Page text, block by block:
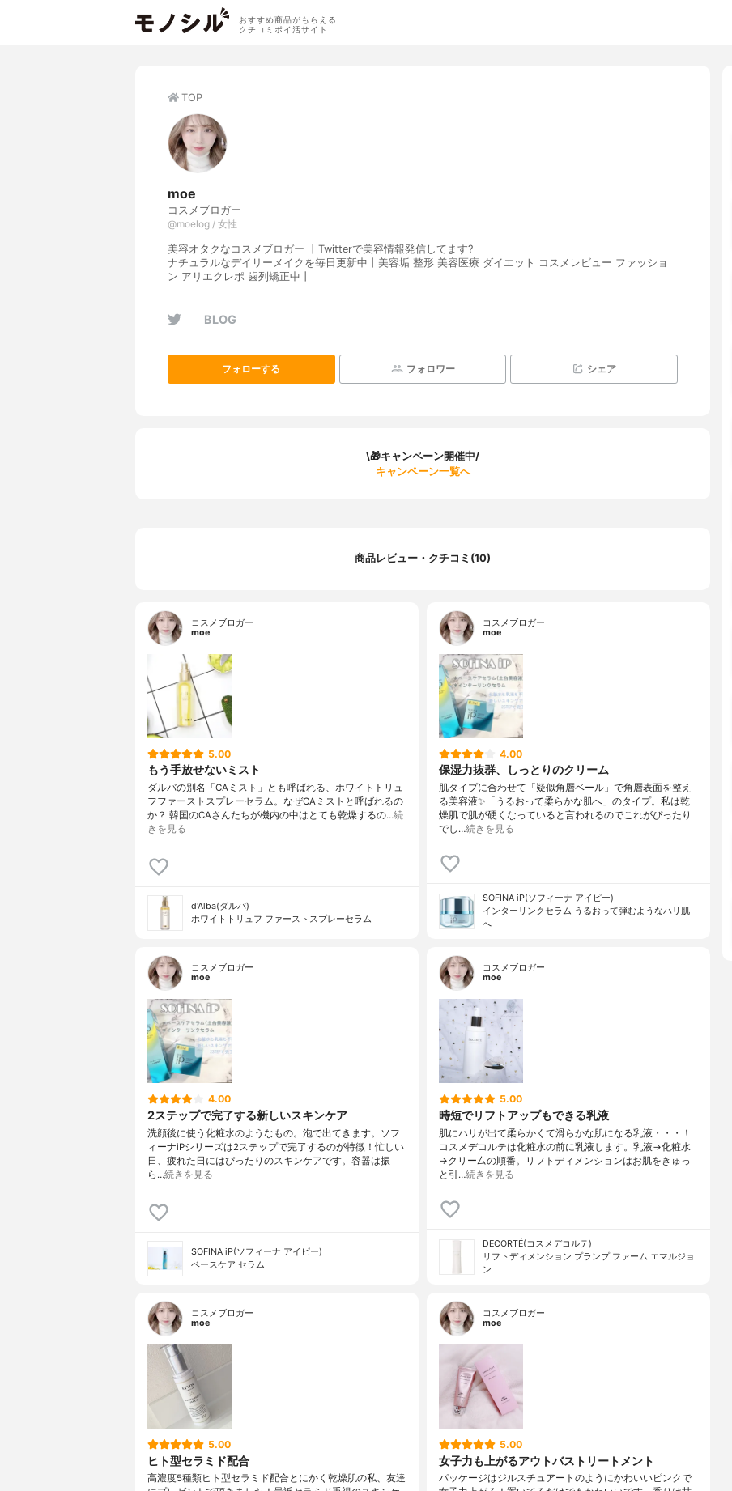
おすすめ商品がもらえる
クチコミポイ活サイト
TOP
moe
コスメブロガー
@moelog / 女性
美容オタクなコスメブロガー 丨Twitterで美容情報発信してます?
ナチュラルなデイリーメイクを毎日更新中丨美容垢 整形 美容医療 ダイエット コスメレビュー ファッショ
ン アリエクレポ 歯列矯正中丨
BLOG
フォローする フォロワー シェア
\🎁キャンペーン開催中/
キャンペーン一覧へ
商品レビュー・クチコミ(10)
コスメブロガー
moe
5.00
もう手放せないミスト
ダルバの別名「CAミスト」とも呼ばれる、ホワイトトリュ
フファーストスプレーセラム。なぜCAミストと呼ばれるの
か？ 韓国のCAさんたちが機内の中はとても乾燥するの…続
きを見る
d'Alba(ダルバ)
ホワイトトリュフ ファーストスプレーセラム
コスメブロガー
moe
4.00
保湿力抜群、しっとりのクリーム
肌タイプに合わせて「疑似角層ベール」で角層表面を整え
る美容液✨「うるおって柔らかな肌へ」のタイプ。私は乾
燥肌で肌が硬くなっていると言われるのでこれがぴったり
でし…続きを見る
SOFINA iP(ソフィーナ アイピー)
インターリンクセラム うるおって弾むようなハリ肌
へ
コスメブロガー
moe
4.00
2ステップで完了する新しいスキンケア
洗顔後に使う化粧水のようなもの。泡で出てきます。ソフ
ィーナiPシリーズは2ステップで完了するのが特徴！忙しい
日、疲れた日にはぴったりのスキンケアです。容器は振
ら…続きを見る
SOFINA iP(ソフィーナ アイピー)
ベースケア セラム
コスメブロガー
moe
5.00
時短でリフトアップもできる乳液
肌にハリが出て柔らかくて滑らかな肌になる乳液・・・！
コスメデコルテは化粧水の前に乳液します。乳液→化粧水
→クリー厶の順番。リフトディメンションはお肌をきゅっ
と引…続きを見る
DECORTÉ(コスメデコルテ)
リフトディメンション プランプ ファーム エマルジョ
ン
コスメブロガー
moe
5.00
ヒト型セラミド配合
高濃度5種類ヒト型セラミド配合とにかく乾燥肌の私、友達
コスメブロガー
moe
5.00
女子力も上がるアウトバストリートメント
パッケージはジルスチュアートのようにかわいいピンクで